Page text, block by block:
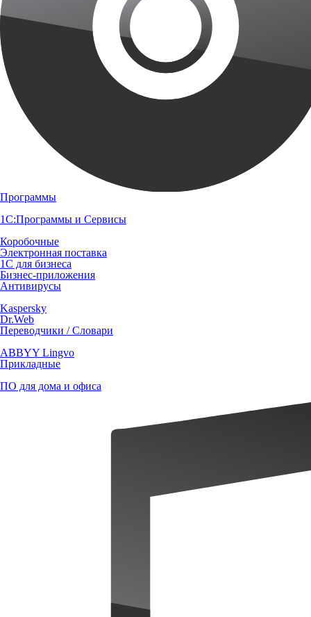
Программы
1С:Программы и Сервисы
Коробочные
Электронная поставка
1С для бизнеса
Бизнес-приложения
Антивирусы
Kaspersky
Dr.Web
Переводчики / Словари
ABBYY Lingvo
Прикладные
ПО для дома и офиса